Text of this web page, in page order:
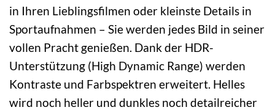
in Ihren Lieblingsfilmen oder kleinste Details in
Sportaufnahmen – Sie werden jedes Bild in seiner
vollen Pracht genießen. Dank der HDR-
Unterstützung (High Dynamic Range) werden
Kontraste und Farbspektren erweitert. Helles
wird noch heller und dunkles noch detailreicher